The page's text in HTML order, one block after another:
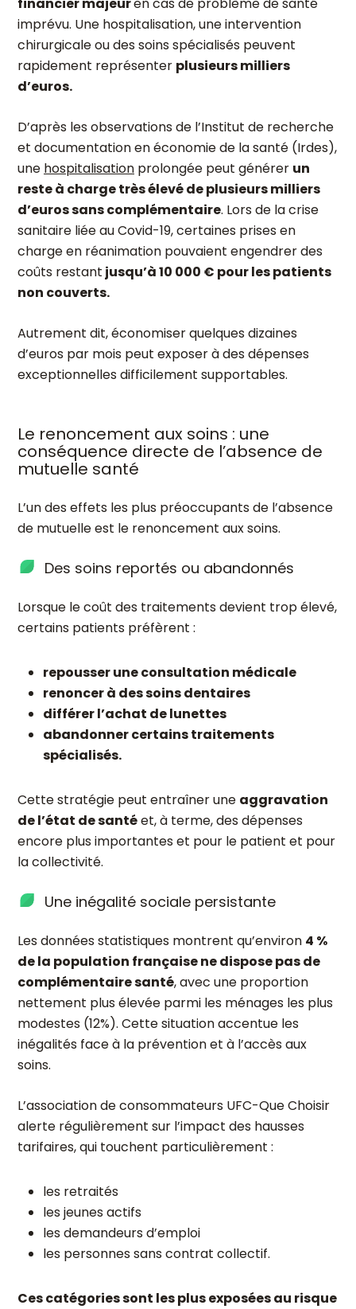
imprévu. Une hospitalisation, une intervention
chirurgicale ou des soins spécialisés peuvent
rapidement représenter plusieurs milliers
d’euros.
D’après les observations de l’Institut de recherche
et documentation en économie de la santé (Irdes),
une hospitalisation prolongée peut générer un
reste à charge très élevé de plusieurs milliers
d’euros sans complémentaire. Lors de la crise
sanitaire liée au Covid-19, certaines prises en
charge en réanimation pouvaient engendrer des
coûts restant jusqu’à 10 000 € pour les patients
non couverts.
Autrement dit, économiser quelques dizaines
d’euros par mois peut exposer à des dépenses
exceptionnelles difficilement supportables.
Le renoncement aux soins : une
conséquence directe de l’absence de
mutuelle santé
L’un des effets les plus préoccupants de l’absence
de mutuelle est le renoncement aux soins.
Des soins reportés ou abandonnés
Lorsque le coût des traitements devient trop élevé,
certains patients préfèrent :
repousser une consultation médicale
renoncer à des soins dentaires
différer l’achat de lunettes
abandonner certains traitements
spécialisés.
Cette stratégie peut entraîner une aggravation
de l’état de santéet, à terme, des dépenses
encore plus importantes et pour le patient et pour
la collectivité.
Une inégalité sociale persistante
Les données statistiques montrent qu’environ 4 %
de la population française ne dispose pas de
complémentaire santé, avec une proportion
nettement plus élevée parmi les ménages les plus
modestes (12%). Cette situation accentue les
inégalités face à la prévention et à l’accès aux
soins.
L’association de consommateurs UFC-Que Choisir
alerte régulièrement sur l’impact des hausses
tarifaires, qui touchent particulièrement :
les retraités
les jeunes actifs
les demandeurs d’emploi
les personnes sans contrat collectif.
Ces catégories sont les plus exposées au risque